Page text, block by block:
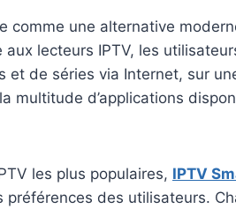
comme une alternative
lecteurs IPTV, les
et de séries via Internet, sur
multitude d’applications
les plus populaires, IPTV
des utilisateurs.